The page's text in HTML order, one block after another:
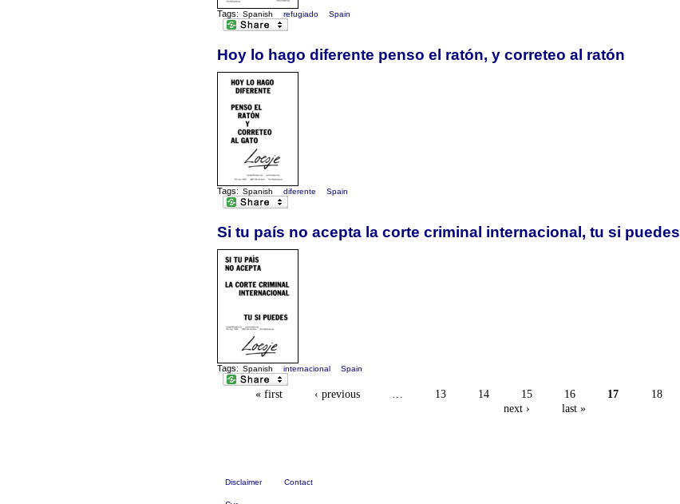
Tags: Spanish refugiado Spain
Hoy lo hago diferente penso el ratón, y correteo al ratón
Tags: Spanish diferente Spain
Si tu país no acepta la corte criminal internacional, tu si puedes
Tags: Spanish internacional Spain
« first ‹ previous … 13 14 15 16 17 18
next ›
last »
Disclaimer Contact